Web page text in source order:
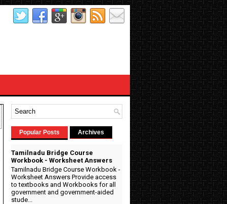
Popular Posts Archives
Tamilnadu Bridge Course
Workbook - Worksheet Answers
Tamilnadu Bridge Course Workbook -
Worksheet Answers Provide access
to textbooks and Workbooks for all
government and government-aided
stude...